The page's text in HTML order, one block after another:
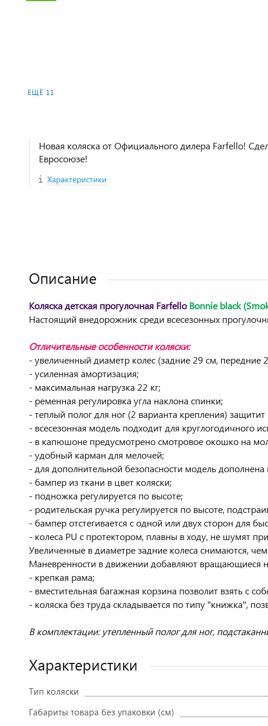
ЕЩЁ 11
Новая коляска от Официального дилера Farfello!
Евросоюзе!
Характеристики
Описание
Коляска детская прогулочная Farfello Bonnie black
Настоящий внедорожник среди всесезонных
Отличительные особенности коляски:
- увеличенный диаметр колес (задние 29 см, передние
- усиленная амортизация;
- максимальная нагрузка 22 кг;
- ременная регулировка угла наклона спинки;
- теплый полог для ног (2 варианта крепления)
- всесезонная модель подходит для круглогодичного
- в капюшоне предусмотрено смотровое окошко на
- удобный карман для мелочей;
- для дополнительной безопасности модель
- бампер из ткани в цвет коляски;
- подножка регулируется по высоте;
- родительская ручка регулируется по высоте,
- бампер отстегивается с одной или двух сторон для
- колеса PU с протектором, плавны в ходу, не шумят
Увеличенные в диаметре задние колеса снимаются,
Маневренности в движении добавляют вращающиеся
- крепкая рама;
- вместительная багажная корзина позволит взять с
- коляска без труда складывается по типу "книжка",
В комплектации: утепленный полог для ног,
Характеристики
Тип коляски
Габариты товара без упаковки (см)